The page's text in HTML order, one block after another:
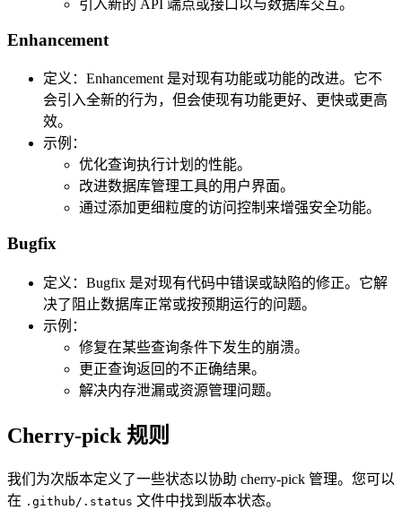
引入新的 API 端点或接口以与数据库交互。
Enhancement
定义：Enhancement 是对现有功能或功能的改进。它不
会引入全新的行为，但会使现有功能更好、更快或更高
效。
示例：
优化查询执行计划的性能。
改进数据库管理工具的用户界面。
通过添加更细粒度的访问控制来增强安全功能。
Bugfix
定义：Bugfix 是对现有代码中错误或缺陷的修正。它解
决了阻止数据库正常或按预期运行的问题。
示例：
修复在某些查询条件下发生的崩溃。
更正查询返回的不正确结果。
解决内存泄漏或资源管理问题。
Cherry-pick 规则
我们为次版本定义了一些状态以协助 cherry-pick 管理。您可以
在 .github/.status 文件中找到版本状态。